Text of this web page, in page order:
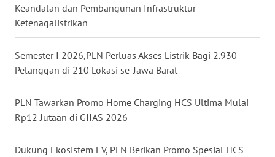
Keandalan dan Pembangunan Infrastruktur
Ketenagalistrikan
Semester I 2026,PLN Perluas Akses Listrik Bagi 2.930
Pelanggan di 210 Lokasi se-Jawa Barat
PLN Tawarkan Promo Home Charging HCS Ultima Mulai
Rp12 Jutaan di GIIAS 2026
Dukung Ekosistem EV, PLN Berikan Promo Spesial HCS
WN
LANGKAT
WN
TAPANULI
SELATAN
WN
TANJUNG